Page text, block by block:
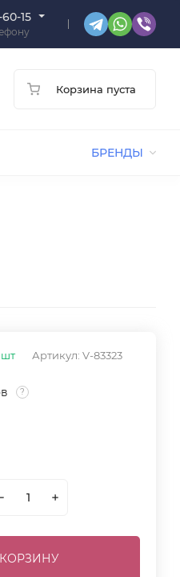
15
Корзина пуста
БРЕНДЫ
Артикул: V-83323
шт
?